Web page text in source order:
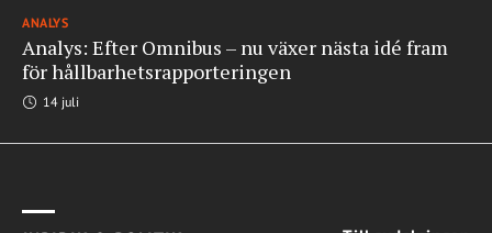
ANALYS
Analys: Efter Omnibus – nu växer nästa idé fram
för hållbarhetsrapporteringen
14 juli